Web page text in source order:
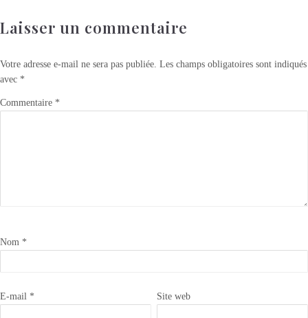
Laisser un commentaire
Votre adresse e-mail ne sera pas publiée. Les champs obligatoires sont indiqués
avec *
Commentaire *
Nom *
E-mail * Site web